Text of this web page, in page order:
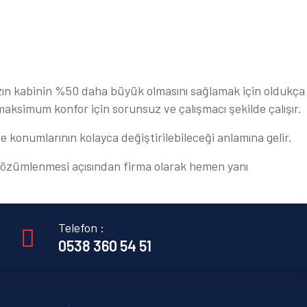
kabinin %50 daha büyük olmasını sağlamak için oldukça
konfor için sorunsuz ve çalışmacı şekilde çalışır.
konumlarının kolayca değiştirilebileceği anlamına gelir.
açısından firma olarak hemen yanı
Telefon :
0538 360 54 51